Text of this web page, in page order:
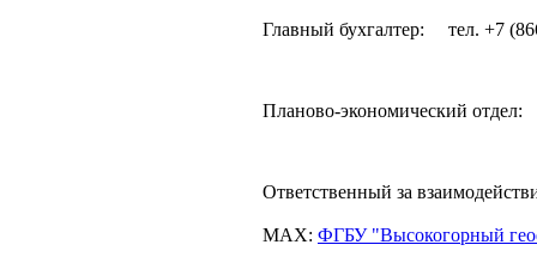
Главный бухгалтер: тел. +7
Планово-экономический
Ответственный за
MAX: ФГБУ "Высокогорный